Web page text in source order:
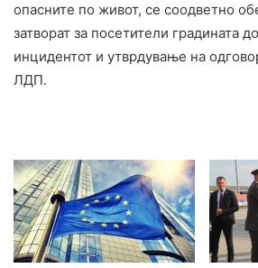
опасните по живот, се соодветно
затворат за посетители градината
инцидентот и утврдување на
ЛДП.